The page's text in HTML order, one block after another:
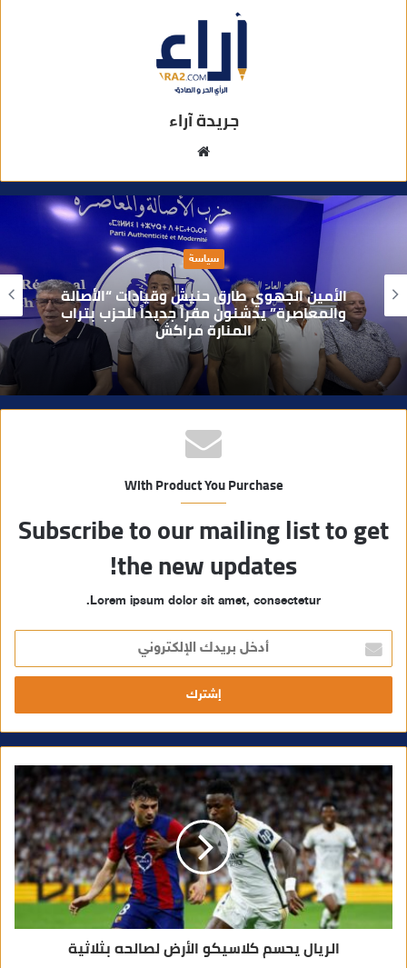
جريدة آراء
ق
ع
ا
ل
و
ي
ب
حوادث
بعد تداول فيديو يوثق العملية.. أمن مراكش
يطيح بقاصر مشتبه في تورطه في سرقة
مسلحة..
With Product You Purchase
Subscribe to our mailing list to get
the new updates!
Lorem ipsum dolor sit amet, consectetur.
خ
ل
ر
ا
إ
ل
ك
ت
ر
و
ن
ي
الريال يحسم كلاسيكو الأرض لصالحه بثلاثية